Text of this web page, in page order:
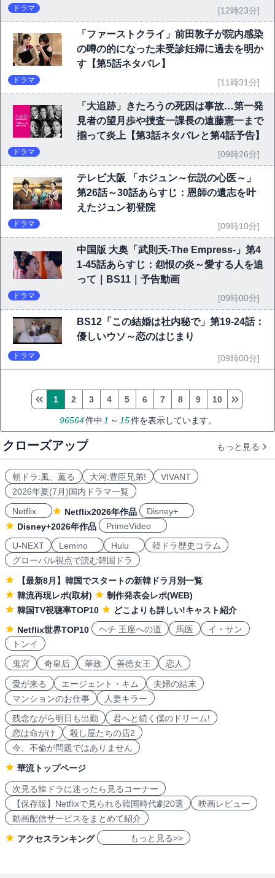
ドラマ [12時23分]
「ファーストクライ」前田敦子が院内感染
の噂の的になった未受診妊婦に過去を明か
す【第5話ネタバレ】
ドラマ [11時31分]
「大追跡」きたろうの死因は事故…第一発
見者の望月歩や捜査一課長の遠藤憲一まで
揃って炎上【第3話ネタバレと第4話予告】
ドラマ [09時26分]
テレビ大阪 「ホジュン～伝説の心医～」
第26話～30話あらすじ：恩師の遺志を叶
えたジュン初登院
ドラマ [09時10分]
中国版 大奥「武則天-The Empress-」第4
1-45話あらすじ：怨恨の炎～愛する人を追
って｜BS11｜予告動画
ドラマ [09時00分]
BS12「この結婚は社内秘で」第19-24話：
優しいウソ～恋のはじまり
ドラマ [09時00分]
96564件中 1 ～ 15件を表示しています。
1 2 3 4 5 6 7 8 9 10
クローズアップ もっと見る
朝ドラ:風、薫る 大河:豊臣兄弟!
VIVANT
2026年夏(7月)国内ドラマ一覧
Netflix
Netflix2026年作品
Disney+
Disney+2026年作品
PrimeVideo
U-NEXT
Lemino Hulu
韓ドラ歴史コラム
グローバル視点で読む韓国ドラ
【最新8月】韓国でスタートの新韓ドラ月別一覧
韓流再現レポ(取材)
制作発表会レポ(WEB)
韓国TV視聴率TOP10
どこよりも詳しい!キャスト紹介
Netflix世界TOP10
ヘチ 王座への道 馬医
イ・サン
トンイ
鬼宮
奇皇后 華政 善徳女王 恋人
愛が来る エージェント・キム
夫婦の結末
マンションのお仕事
人妻キラー
残念ながら明日も出勤
君へと続く僕のドリーム!
恋は命がけ
殺し屋たちの店2
今、不倫が問題ではありません
華流トップページ
次見る韓ドラに迷ったら見るコーナー
【保存版】Netflixで見られる韓国時代劇20選
映画レビュー
動画配信サービスをまとめて紹介
アクセスランキング もっと見る>>